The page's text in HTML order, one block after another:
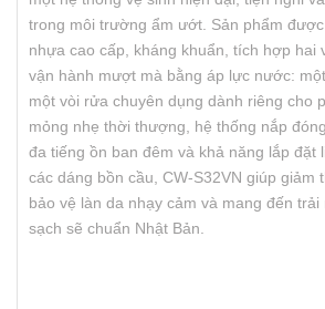
trong môi trường ẩm ướt. Sản phẩm
nhựa cao cấp, kháng khuẩn, tích hợp hai
vận hành mượt mà bằng áp lực nước:
một vòi rửa chuyên dụng dành riêng cho
mỏng nhẹ thời thượng, hệ thống nắp
đa tiếng ồn ban đêm và khả năng lắp đặt
các dáng bồn cầu, CW-S32VN giúp giảm
bảo vệ làn da nhạy cảm và mang đến trải
sạch sẽ chuẩn Nhật Bản.